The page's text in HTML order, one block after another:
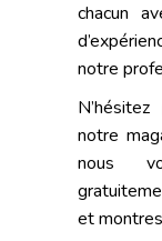
chacun
notre
notre
nous
et